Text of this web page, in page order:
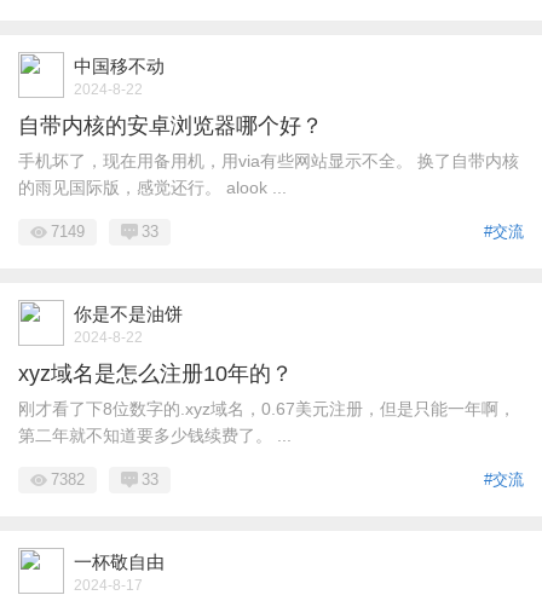
中国移不动
2024-8-22
自带内核的安卓浏览器哪个好？
手机坏了，现在用备用机，用via有些网站显示不全。 换了自带内核
的雨见国际版，感觉还行。 alook ...
#交流
7149 33
你是不是油饼
2024-8-22
xyz域名是怎么注册10年的？
刚才看了下8位数字的.xyz域名，0.67美元注册，但是只能一年啊，
第二年就不知道要多少钱续费了。 ...
#交流
7382 33
一杯敬自由
2024-8-17